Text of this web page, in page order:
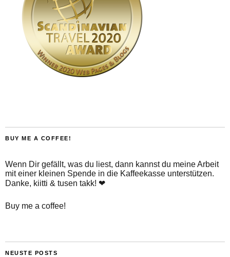
BUY ME A COFFEE!
Wenn Dir gefällt, was du liest, dann kannst du meine Arbeit
mit einer kleinen Spende in die Kaffeekasse unterstützen.
Danke, kiitti & tusen takk! ❤
Buy me a coffee!
NEUSTE POSTS